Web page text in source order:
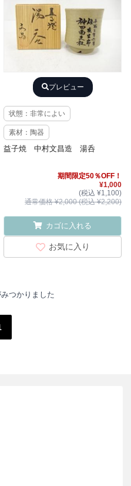
プレビュー
状態：非常によい
素材：陶器
益子焼 中村文昌造 湯呑
期間限定50％OFF！
¥1,000
(税込 ¥1,100)
通常価格 ¥2,000 (税込 ¥2,200)
カゴに入れる
お気に入り
つかりました